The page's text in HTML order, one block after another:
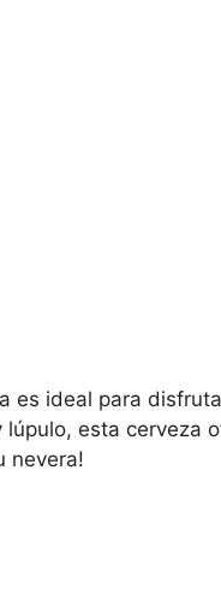
es ideal para
esta cerveza
nevera!